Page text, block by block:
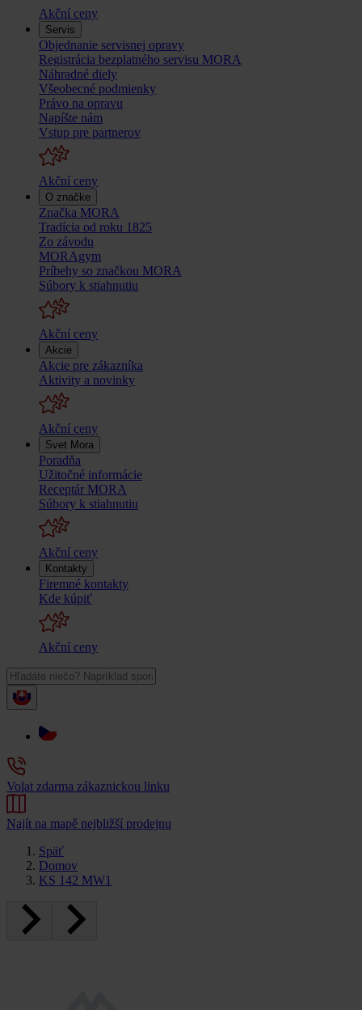
Akční ceny
Servis
Objednanie servisnej opravy
Registrácia bezplatného servisu MORA
Náhradné diely
Všeobecné podmienky
Právo na opravu
Napíšte nám
Vstup pre partnerov
Akční ceny
O značke
Značka MORA
Tradícia od roku 1825
Zo závodu
MORAgym
Príbehy so značkou MORA
Súbory k stiahnutiu
Akční ceny
Akcie
Akcie pre zákazníka
Aktivity a novinky
Akční ceny
Svet Mora
Poradňa
Užitočné informácie
Receptár MORA
Súbory k stiahnutiu
Akční ceny
Kontakty
Firemné kontakty
Kde kúpiť
Akční ceny
Volat zdarma zákaznickou linku
Najít na mapě nejbližší prodejnu
Späť
Domov
KS 142 MW1